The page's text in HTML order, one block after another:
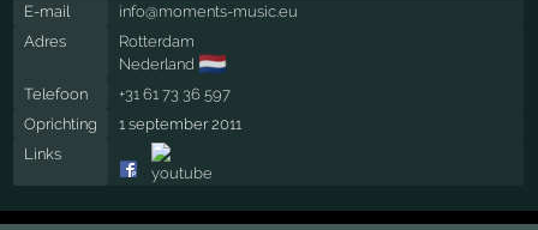
E-mail
info@moments-music.eu
Adres
Rotterdam
Nederland 🇳🇱
Telefoon
+31 61 73 36 597
Oprichting
1 september 2011
Links